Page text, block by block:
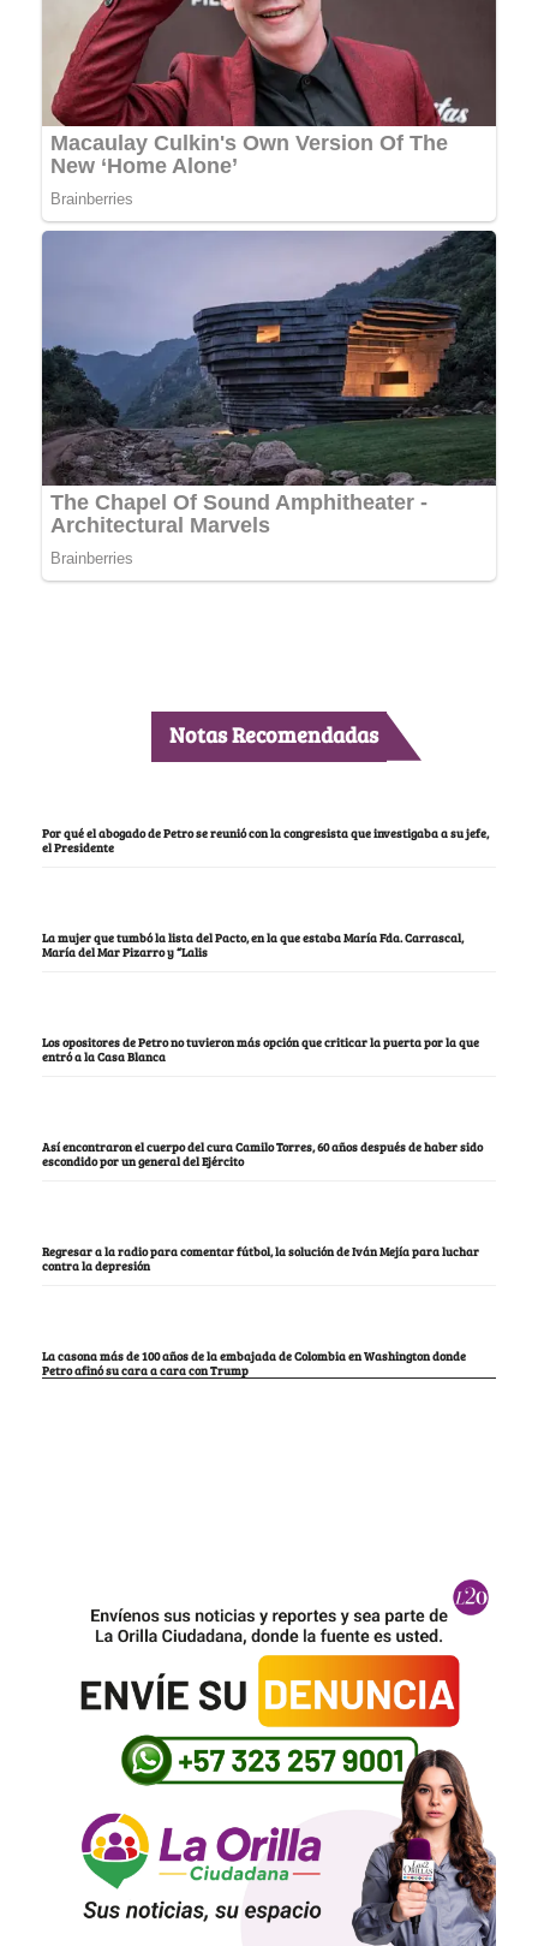
Notas Recomendadas
Por qué el abogado de Petro se reunió con la congresista que investigaba a su jefe,
el Presidente
La mujer que tumbó la lista del Pacto, en la que estaba María Fda. Carrascal,
María del Mar Pizarro y “Lalis
Los opositores de Petro no tuvieron más opción que criticar la puerta por la que
entró a la Casa Blanca
Así encontraron el cuerpo del cura Camilo Torres, 60 años después de haber sido
escondido por un general del Ejército
Regresar a la radio para comentar fútbol, la solución de Iván Mejía para luchar
contra la depresión
La casona más de 100 años de la embajada de Colombia en Washington donde
Petro afinó su cara a cara con Trump